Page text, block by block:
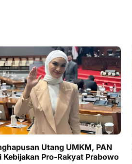
Utang UMKM, PAN
Kebijakan Pro-Rakyat Prabowo